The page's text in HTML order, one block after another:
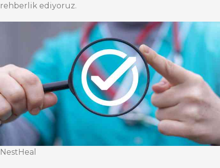
rehberlik ediyoruz.
NestHeal